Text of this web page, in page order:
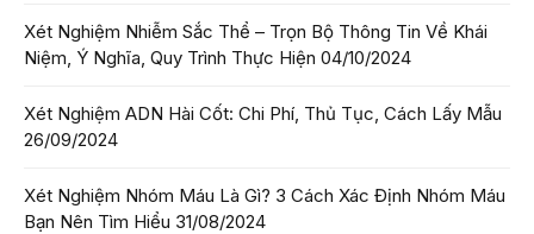
Xét Nghiệm Nhiễm Sắc Thể – Trọn Bộ Thông Tin Về Khái
Niệm, Ý Nghĩa, Quy Trình Thực Hiện 04/10/2024
Xét Nghiệm ADN Hài Cốt: Chi Phí, Thủ Tục, Cách Lấy Mẫu
26/09/2024
Xét Nghiệm Nhóm Máu Là Gì? 3 Cách Xác Định Nhóm Máu
Bạn Nên Tìm Hiểu 31/08/2024